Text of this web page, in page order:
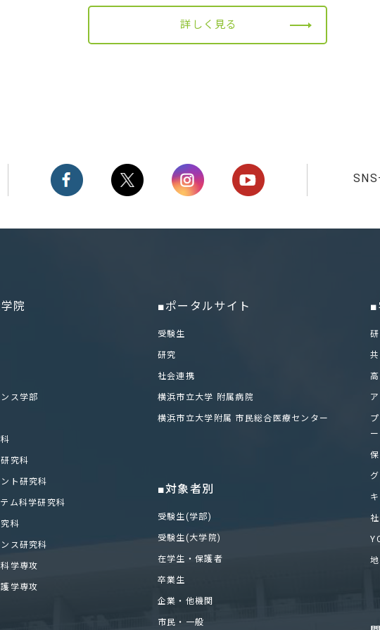
詳しく見る
院
ス学部
究科
ト研究科
ム科学研究科
科
ス研究科
学専攻
学専攻
■ポータルサイト
受験生
研究
社会連携
横浜市立大学 附属病院
横浜市立大学附属 市民総合医療センター
■対象者別
受験生(学部)
受験生(大学院)
在学生・保護者
卒業生
企業・他機関
市民・一般
■
ー